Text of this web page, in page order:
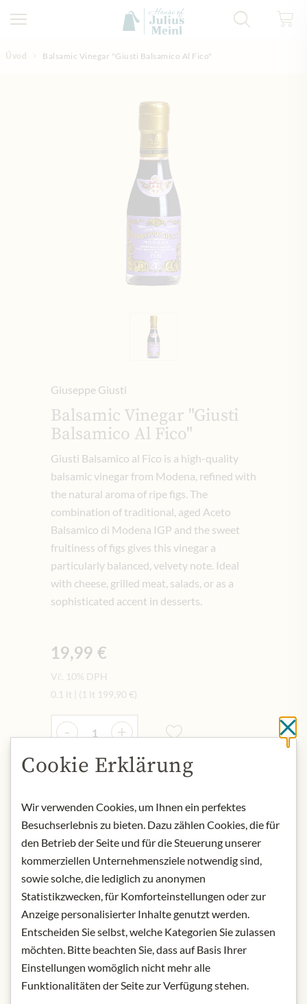
Úvod Balsamic Vinegar "Giusti Balsamico Al Fico"
Giuseppe Giusti
Balsamic Vinegar "Giusti
Balsamico Al Fico"
Giusti Balsamico al Fico is a high-quality
balsamic vinegar from Modena, refined with
the natural aroma of ripe figs. The
combination of traditional, aged Aceto
Balsamico di Modena IGP and the sweet
fruitiness of figs gives this vinegar a
particularly balanced, velvety note. Ideal
with cheese, grilled meat, salads, or as a
sophisticated accent in desserts.
19,99 €
Vč. 10% DPH
0.1 lt
(1 lt 199,90 €)
Množství
- +
Přidat do košíku
POPIS
Product Name: Balsamic Vinegar
"Giusti Balsamico Al Fico" - 100ml
Storage: Store in a cool, dry place
Contact: Giuseppe Giusti/ Strada
Cookie Erklärung
Wir verwenden Cookies, um Ihnen ein perfektes
Besuchserlebnis zu bieten. Dazu zählen Cookies, die für
den Betrieb der Seite und für die Steuerung unserer
kommerziellen Unternehmensziele notwendig sind,
sowie solche, die lediglich zu anonymen
Statistikzwecken, für Komforteinstellungen oder zur
Anzeige personalisierter Inhalte genutzt werden.
Entscheiden Sie selbst, welche Kategorien Sie zulassen
möchten. Bitte beachten Sie, dass auf Basis Ihrer
Einstellungen womöglich nicht mehr alle
Funktionalitäten der Seite zur Verfügung stehen.